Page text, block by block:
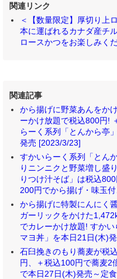
関連リンク
＜【数量限定】厚切り上
本に運ばれるカナダ産チ
ロースかつをお楽しみく
関連記事
から揚げに野菜あんをか
ーかけ放題で税込800円!
らーく系列「とんから亭
発売 [2023/3/23]
すかいらーく系列「とん
りニンニクと野菜増し盛
りつけ汁そば」は税込
200円でから揚げ・味玉
から揚げに特製にんにく
ガーリックをかけた
でカレーかけ放題! すか
マヨ丼」を本日21日(木)
石臼挽きのもり蕎麦が税
円、＋税込100円で蕎麦2
で本日27日(木)発売～定